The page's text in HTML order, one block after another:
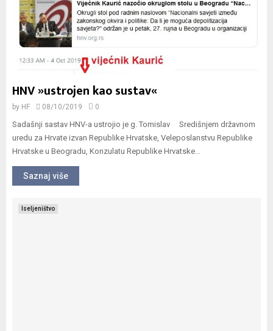
HNV »ustrojen kao sustav«
by HF 08/10/2019 0
Sadašnji sastav HNV-a ustrojio je g. Tomislav Središnjem državnom
uredu za Hrvate izvan Republike Hrvatske, Veleposlanstvu Republike
Hrvatske u Beogradu, Konzulatu Republike Hrvatske...
Saznaj više
Iseljeništvo